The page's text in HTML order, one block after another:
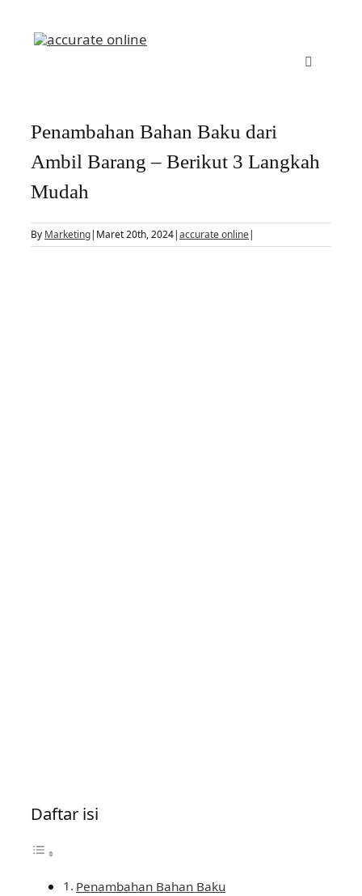
Toggle
Fitur
Penambahan Bahan Baku dari
Ambil Barang – Berikut 3 Langkah
Mudah
By Marketing| Maret 20th, 2024|accurate online|
Daftar isi
Penambahan Bahan Baku